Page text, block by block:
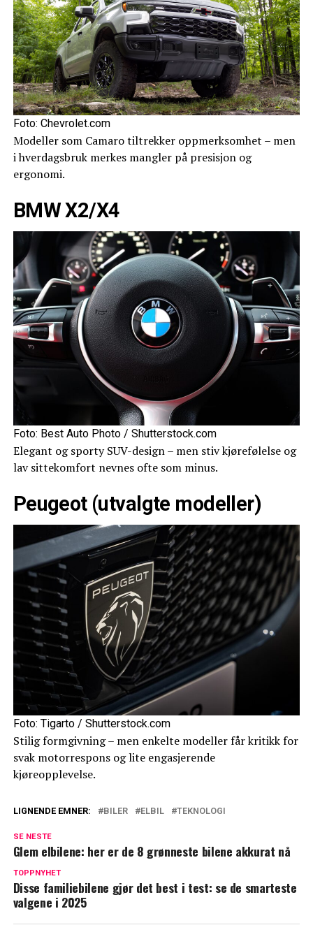
Foto: Chevrolet.com
Modeller som Camaro tiltrekker oppmerksomhet – men
i hverdagsbruk merkes mangler på presisjon og
ergonomi.
BMW X2/X4
Foto: Best Auto Photo / Shutterstock.com
Elegant og sporty SUV-design – men stiv kjørefølelse og
lav sittekomfort nevnes ofte som minus.
Peugeot (utvalgte modeller)
Foto: Tigarto / Shutterstock.com
Stilig formgivning – men enkelte modeller får kritikk for
svak motorrespons og lite engasjerende
kjøreopplevelse.
LIGNENDE EMNER: BILER ELBIL TEKNOLOGI
SE NESTE
Glem elbilene: her er de 8 grønneste bilene akkurat nå
TOPPNYHET
Disse familiebilene gjør det best i test: se de smarteste
valgene i 2025